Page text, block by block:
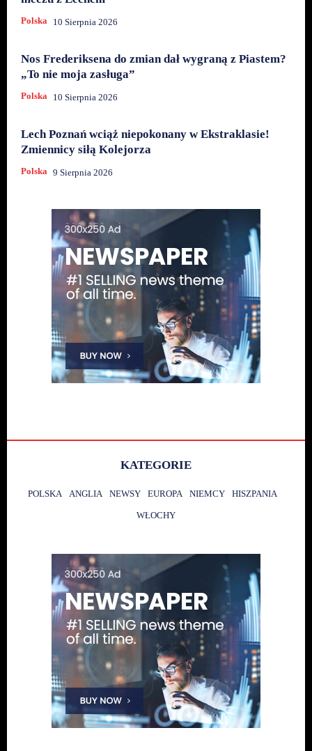
Polska 10 Sierpnia 2026
Nos Frederiksena do zmian dał wygraną z Piastem?
„To nie moja zasługa”
Polska 10 Sierpnia 2026
Lech Poznań wciąż niepokonany w Ekstraklasie!
Zmiennicy siłą Kolejorza
Polska 9 Sierpnia 2026
KATEGORIE
POLSKA ANGLIA NEWSY EUROPA NIEMCY HISZPANIA
WŁOCHY